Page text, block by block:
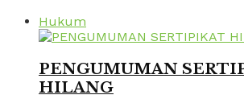
Hukum
PENGUMUMAN
HILANG